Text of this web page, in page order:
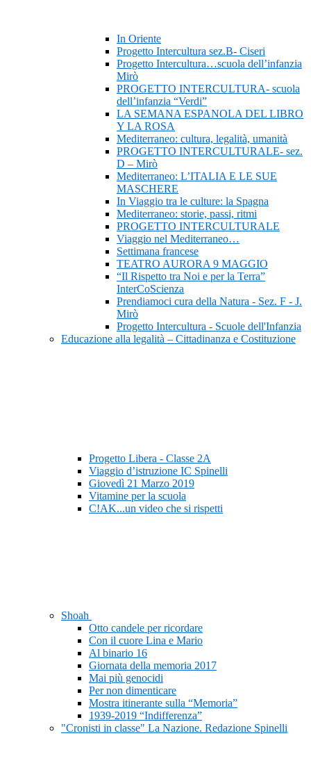
In Oriente
Progetto Intercultura sez.B- Ciseri
Progetto Intercultura…scuola dell’infanzia
Mirò
PROGETTO INTERCULTURA- scuola
dell’infanzia “Verdi”
LA SEMANA ESPANOLA DEL LIBRO
Y LA ROSA
Mediterraneo: cultura, legalità, umanità
PROGETTO INTERCULTURALE- sez.
D – Mirò
Mediterraneo: L’ITALIA E LE SUE
MASCHERE
In Viaggio tra le culture: la Spagna
Mediterraneo: storie, passi, ritmi
PROGETTO INTERCULTURALE
Viaggio nel Mediterraneo…
Settimana francese
TEATRO AURORA 9 MAGGIO
“Il Rispetto tra Noi e per la Terra”
InterCoScienza
Prendiamoci cura della Natura - Sez. F - J.
Mirò
Progetto Intercultura - Scuole dell'Infanzia
Educazione alla legalità – Cittadinanza e Costituzione
Progetto Libera - Classe 2A
Viaggio d’istruzione IC Spinelli
Giovedì 21 Marzo 2019
Vitamine per la scuola
C!AK...un video che si rispetti
Shoah
Otto candele per ricordare
Con il cuore Lina e Mario
Al binario 16
Giornata della memoria 2017
Mai più genocidi
Per non dimenticare
Mostra itinerante sulla “Memoria”
1939-2019 “Indifferenza”
"Cronisti in classe" La Nazione. Redazione Spinelli